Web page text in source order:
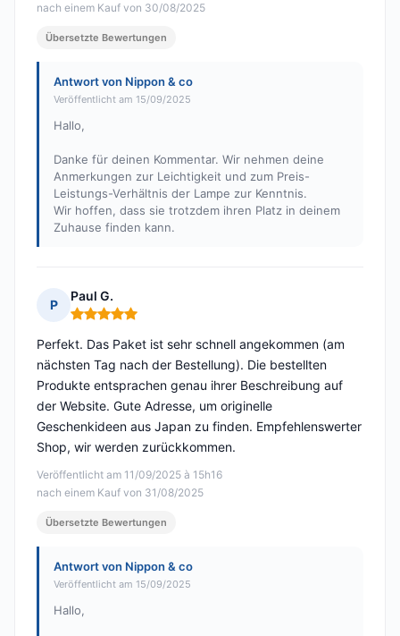
nach einem Kauf von 30/08/2025
Übersetzte Bewertungen
Antwort von Nippon & co
Veröffentlicht am 15/09/2025
Hallo,
Danke für deinen Kommentar. Wir nehmen deine
Anmerkungen zur Leichtigkeit und zum Preis-
Leistungs-Verhältnis der Lampe zur Kenntnis.
Wir hoffen, dass sie trotzdem ihren Platz in deinem
Zuhause finden kann.
P
Paul G.
Hinweis: 5 von 5
Veröffentlicht am 11/09/2025 à 15h16
nach einem Kauf von 31/08/2025
Perfekt. Das Paket ist sehr schnell angekommen (am
nächsten Tag nach der Bestellung). Die bestellten
Produkte entsprachen genau ihrer Beschreibung auf
der Website. Gute Adresse, um originelle
Geschenkideen aus Japan zu finden. Empfehlenswerter
Shop, wir werden zurückkommen.
Übersetzte Bewertungen
Antwort von Nippon & co
Veröffentlicht am 15/09/2025
Hallo,